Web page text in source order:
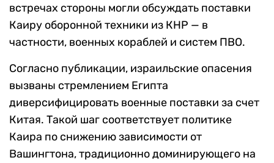
встречах стороны могли обсуждать поставки
Каиру оборонной техники из КНР — в
частности, военных кораблей и систем ПВО.
Согласно публикации, израильские опасения
вызваны стремлением Египта
диверсифицировать военные поставки за счет
Китая. Такой шаг соответствует политике
Каира по снижению зависимости от
Вашингтона, традиционно доминирующего на